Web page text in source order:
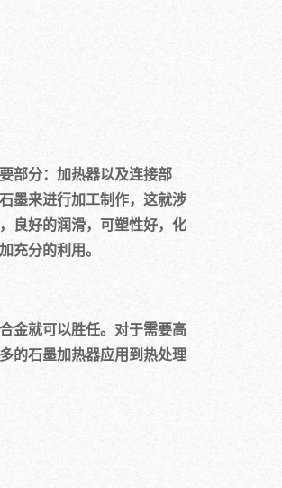
部分：加热器以及连接部
墨来进行加工制作，这就涉
良好的润滑，可塑性好，化
充分的利用。
金就可以胜任。对于需要高
的石墨加热器应用到热处理